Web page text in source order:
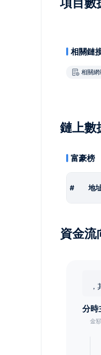
相關鏈
相關網
鏈上數
富豪榜
# 地
資金流
分時